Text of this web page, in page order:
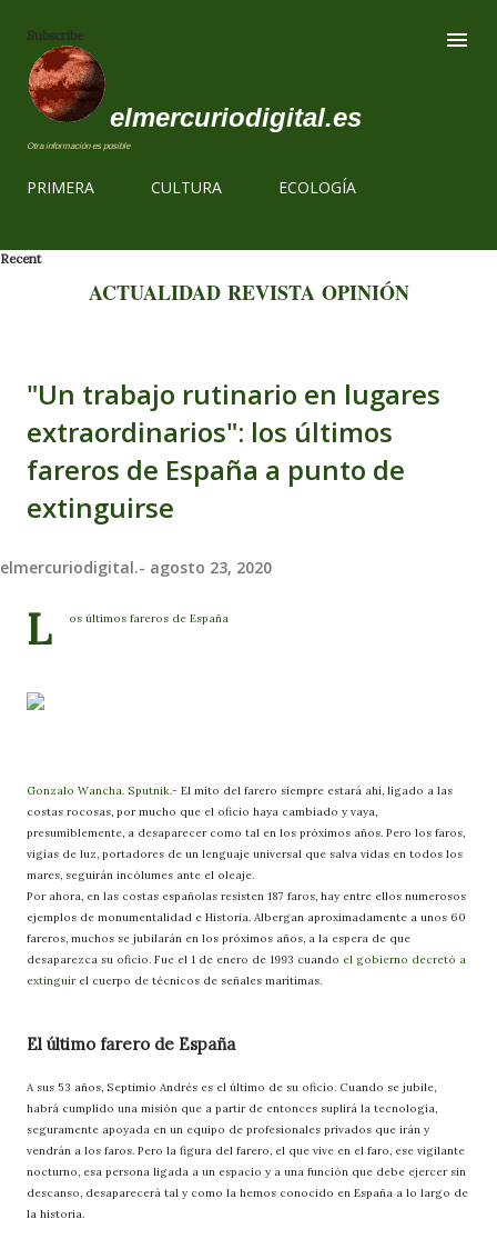
Subscribe
elmercuriodigital.es
Otra información es posible
PRIMERA CULTURA ECOLOGÍA
Recent
ACTUALIDAD REVISTA OPINIÓN
"Un trabajo rutinario en lugares
extraordinarios": los últimos
fareros de España a punto de
extinguirse
elmercuriodigital.- agosto 23, 2020
L os últimos fareros de España
Gonzalo Wancha. Sputnik.- El mito del farero siempre estará ahí, ligado a las
costas rocosas, por mucho que el oficio haya cambiado y vaya,
presumiblemente, a desaparecer como tal en los próximos años. Pero los faros,
vigías de luz, portadores de un lenguaje universal que salva vidas en todos los
mares, seguirán incólumes ante el oleaje.
Por ahora, en las costas españolas resisten 187 faros, hay entre ellos numerosos
ejemplos de monumentalidad e Historia. Albergan aproximadamente a unos 60
fareros, muchos se jubilarán en los próximos años, a la espera de que
desaparezca su oficio. Fue el 1 de enero de 1993 cuando el gobierno decretó a
extinguirel cuerpo de técnicos de señales marítimas.
El último farero de España
A sus 53 años, Septimio Andrés es el último de su oficio. Cuando se jubile,
habrá cumplido una misión que a partir de entonces suplirá la tecnología,
seguramente apoyada en un equipo de profesionales privados que irán y
vendrán a los faros. Pero la figura del farero, el que vive en el faro, ese vigilante
nocturno, esa persona ligada a un espacio y a una función que debe ejercer sin
descanso, desaparecerá tal y como la hemos conocido en España a lo largo de
la historia.